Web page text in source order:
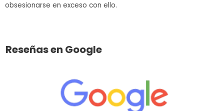
Reseñas en Google
obsesionarse en exceso con ello.